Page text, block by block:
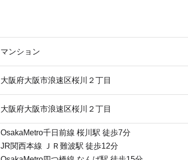
マンション
大阪府大阪市浪速区桜川２丁目
大阪府大阪市浪速区桜川２丁目
OsakaMetro千日前線 桜川駅 徒歩7分
JR関西本線 ＪＲ難波駅 徒歩12分